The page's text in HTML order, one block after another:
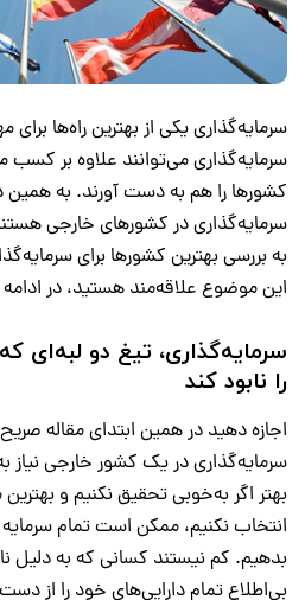
سرمایه‌گذاری یکی از بهترین راه‌ها برای
سرمایه‌گذاری می‌توانند علاوه بر کسب
کشورها را هم به دست آورند. به همین
سرمایه‌گذاری در کشورهای خارجی
به بررسی بهترین کشورها برای
این موضوع علاقه‌مند هستید، در ادامه
سرمایه‌گذاری، تیغ دو لبه‌ای
را نابود کند
اجازه دهید در همین ابتدای مقاله
سرمایه‌گذاری در یک کشور خارجی
بهتر اگر به‌خوبی تحقیق نکنیم و بهترین
انتخاب نکنیم، ممکن است تمام
بدهیم. کم نیستند کسانی که به دلیل
بی‌اطلاع تمام دارایی‌های خود را از